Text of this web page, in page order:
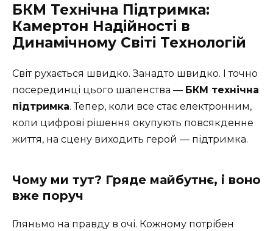
БКМ Технічна Підтримка:
Камертон Надійності в
Динамічному Світі Технологій
Світ рухається швидко. Занадто швидко. І точно
посерединці цього шаленства — БКМ технічна
підтримка. Тепер, коли все стає електронним,
коли цифрові рішення окупують повсякденне
життя, на сцену виходить герой — підтримка.
Чому ми тут? Гряде майбутнє, і воно
вже поруч
Гляньмо на правду в очі. Кожному потрібен